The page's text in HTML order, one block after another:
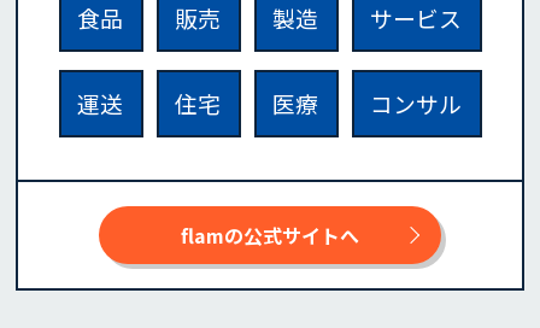
食品 販売 製造 サービス
運送 住宅 医療 コンサル
flamの公式サイトへ